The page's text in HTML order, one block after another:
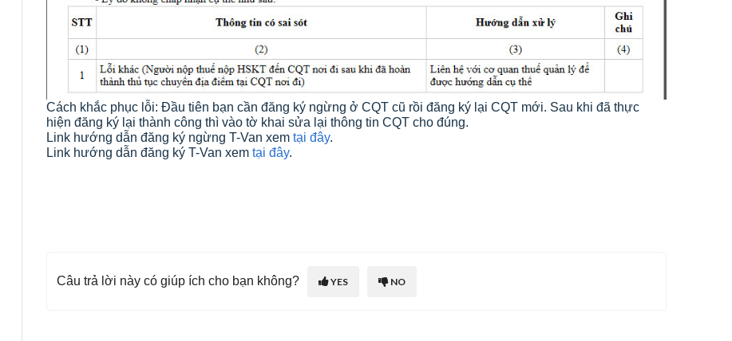
Cách khắc phục lỗi: Đầu tiên bạn cần đăng ký ngừng ở CQT cũ rồi đăng ký lại CQT mới. Sau khi đã thực
hiện đăng ký lại thành công thì vào tờ khai sửa lại thông tin CQT cho đúng.
Link hướng dẫn đăng ký ngừng T-Van xem tại đây.
Link hướng dẫn đăng ký T-Van xem tại đây.
Câu trả lời này có giúp ích cho bạn không? YES NO